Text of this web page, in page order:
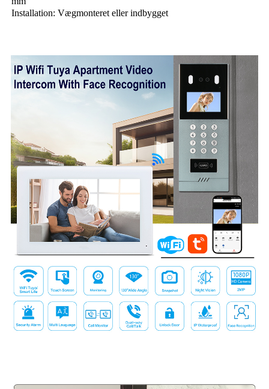
Installation: Vægmonteret eller indbygget